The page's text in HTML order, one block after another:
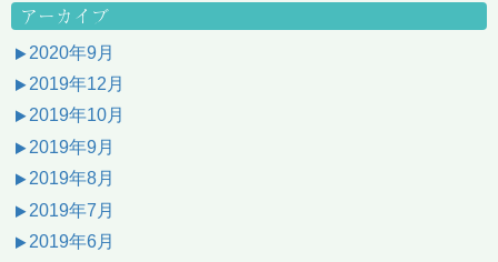
アーカイブ
2020年9月
2019年12月
2019年10月
2019年9月
2019年8月
2019年7月
2019年6月